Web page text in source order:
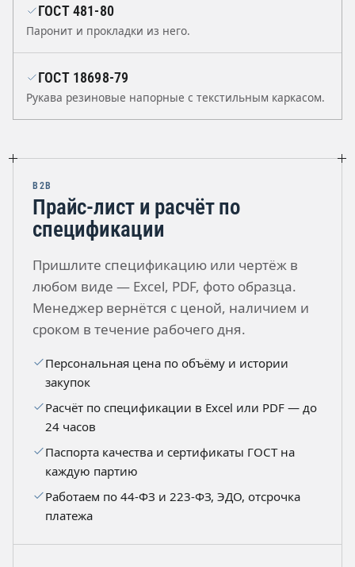
ГОСТ 481-80
Паронит и прокладки из него.
ГОСТ 18698-79
Рукава резиновые напорные с текстильным каркасом.
B2B
Прайс-лист и расчёт по
спецификации
Пришлите спецификацию или чертёж в
любом виде — Excel, PDF, фото образца.
Менеджер вернётся с ценой, наличием и
сроком в течение рабочего дня.
Персональная цена по объёму и истории
закупок
Расчёт по спецификации в Excel или PDF — до
24 часов
Паспорта качества и сертификаты ГОСТ на
каждую партию
Работаем по 44-ФЗ и 223-ФЗ, ЭДО, отсрочка
платежа